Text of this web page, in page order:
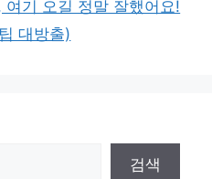
여기 오길 정말 잘했어요!
대방출)
검색